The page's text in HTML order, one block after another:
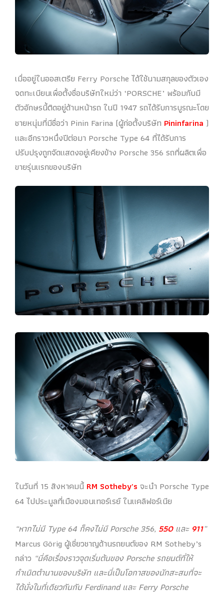
เมื่ออยู่ในออสเตรีย Ferry Porsche ได้ใช้นามสกุลของตัวเอง
จดทะเบียนเพื่อตั้งชื่อบริษัทใหม่ว่า ‘PORSCHE’ พร้อมกับมี
ตัวอักษรนี้ติดอยู่ด้านหน้ารถ ในปี 1947 รถได้รับการบูรณะโดย
ชายหนุ่มที่มีชื่อว่า Pinin Farina (ผู้ก่อตั้งบริษัท Pininfarina )
และอีกราวหนึ่งปีต่อมา Porsche Type 64 ที่ได้รับการ
ปรับปรุงถูกจัดแสดงอยู่เคียงข้าง Porsche 356 รถที่ผลิตเพื่อ
ขายรุ่นแรกของบริษัท
ในวันที่ 15 สิงหาคมนี้ RM Sotheby’s จะนำ Porsche Type
64 ไปประมูลที่เมืองมอนเทอร์เรย์ ในแคลิฟอร์เนีย
“หากไม่มี Type 64 ก็คงไม่มี Porsche 356, 550และ 911”
Marcus Görig ผู้เชี่ยวชาญด้านรถยนต์ของ RM Sotheby’s
กล่าว “นี่คือเรื่องราวจุดเริ่มต้นของ Porsche รถยนต์ที่ให้
กำเนิดตำนานของบริษัท และนี่เป็นโอกาสของนักสะสมที่จะ
ได้นั่งในที่เดียวกันกับ Ferdinand และ Ferry Porsche